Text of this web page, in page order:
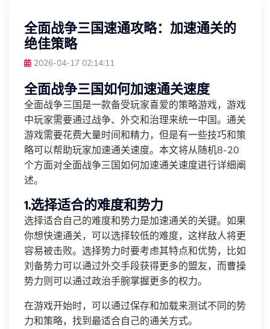
全面战争三国速通攻略：加速通关的
绝佳策略
2026-04-17 02:14:11
全面战争三国如何加速通关速度
全面战争三国是一款备受玩家喜爱的策略游戏，游戏
中玩家需要通过战争、外交和治理来统一中国。通关
游戏需要花费大量时间和精力，但是有一些技巧和策
略可以帮助玩家加速通关速度。本文将从随机8-20
个方面对全面战争三国如何加速通关速度进行详细阐
述。
1.选择适合的难度和势力
选择适合自己的难度和势力是加速通关的关键。如果
你想快速通关，可以选择较低的难度，这样敌人将更
容易被击败。选择势力时要考虑其特点和优势，比如
刘备势力可以通过外交手段获得更多的盟友，而曹操
势力则可以通过政治手腕掌握更多的权力。
在游戏开始时，可以通过保存和加载来测试不同的势
力和策略，找到最适合自己的通关方式。